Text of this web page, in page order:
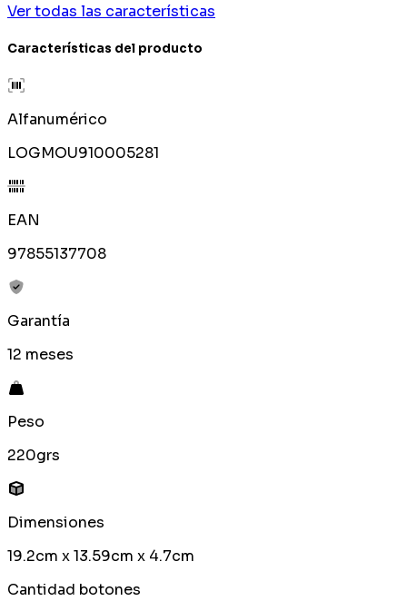
Ver todas las características
Características del producto
Alfanumérico
LOGMOU910005281
EAN
97855137708
Garantía
12 meses
Peso
220grs
Dimensiones
19.2cm x 13.59cm x 4.7cm
Cantidad botones